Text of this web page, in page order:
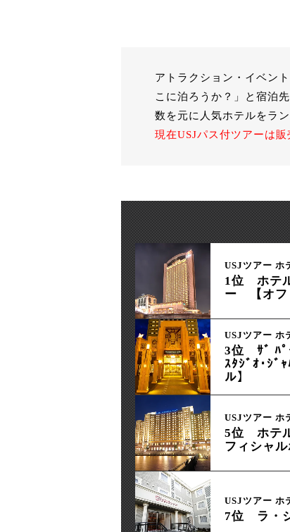
アトラクション・イベン
こに泊ろうか？」と宿泊
数を元に人気ホテルをラ
現在USJパス付ツアーは
USJツアー ホ
1位 ホテ
ー 【オフ
USJツアー ホ
3位 ｻﾞ ﾊﾟ
ｽﾀｼﾞｵ･ｼﾞ
ル】
USJツアー ホ
5位 ホテ
フィシャル
USJツアー ホ
7位 ラ・